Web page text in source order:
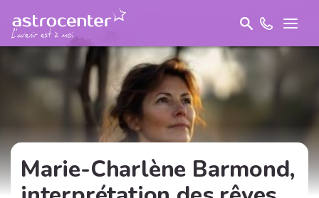
Marie-Charlène Barmond,